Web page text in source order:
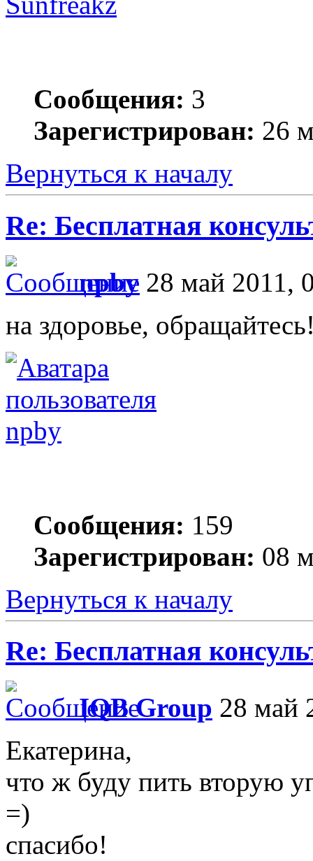
Сообщения: 3
Зарегистрирован: 26
Вернуться к началу
Re: Бесплатная
npby 28 май 2011,
на здоровье,
npby
Сообщения: 159
Зарегистрирован: 08
Вернуться к началу
Re: Бесплатная
IQB Group 28 май
Екатерина,
что ж буду пить вторую
=)
спасибо!